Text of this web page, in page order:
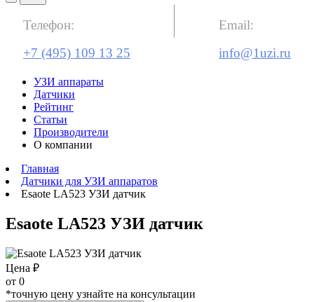
Телефон:
+7 (495) 109 13 25
Email:
info@1uzi.ru
УЗИ аппараты
Датчики
Рейтинг
Статьи
Производители
О компании
Главная
Датчики для УЗИ аппаратов
Esaote LA523 УЗИ датчик
Esaote LA523 УЗИ датчик
Цена ₽
от 0
*точную цену узнайте на консультации